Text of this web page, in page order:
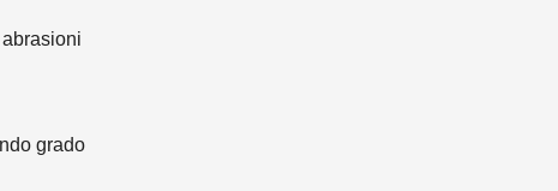
grado